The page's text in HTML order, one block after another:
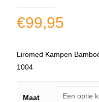
€99,95
Liromed Kampen
1004
Maat